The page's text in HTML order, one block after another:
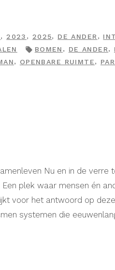
, 2023 , 2025, DE ANDER,
TAGS:
BOMEN , DE ANDER,
, OPENBARE RUIMTE,
Nu en in de verre
plek waar mensen én
voor het antwoord op
systemen die